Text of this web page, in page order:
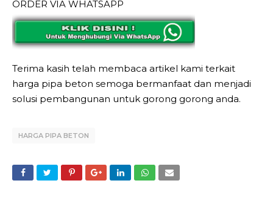
ORDER VIA WHATSAPP
Terima kasih telah membaca artikel kami terkait
harga pipa beton semoga bermanfaat dan menjadi
solusi pembangunan untuk gorong gorong anda.
HARGA PIPA BETON